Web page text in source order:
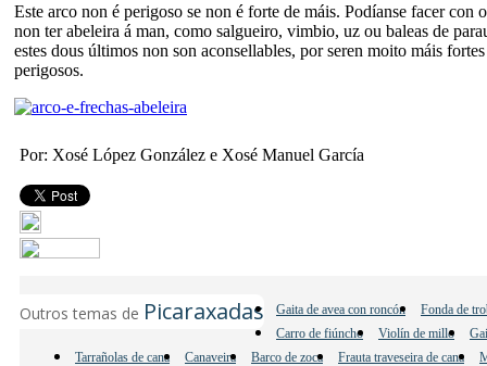
Este arco non é perigoso se non é forte de máis. Podíanse facer con
non ter abeleira á man, como salgueiro, vimbio, uz ou baleas de
estes dous últimos non son aconsellables, por seren moito máis
perigosos.
Por: Xosé López González e Xosé Manuel García
Outros temas de Picaraxadas Gaita de avea con roncón
Fonda de
Carro de fiúncho
Violín de millo
Tarrañolas de cana
Canaveira Barco de zoca Frauta traveseira de cana